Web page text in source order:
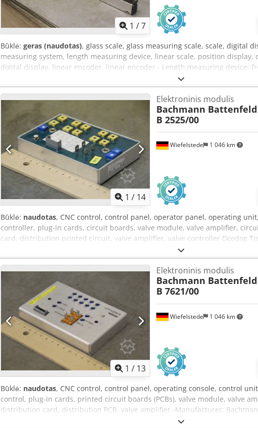
1 /7
Būklė: geras (naudotas), glass scale, glass measuring scale, scale, digital
measuring system, length measuring device, linear scale, position display,
digital display, linear encoder, linear encoder - Length measuring device:
machine Battenfeld BA-T2400, 2 pcs - Measuring length: approx. 950 mm
Price/sale: as a complete set - Dimensions: 1060/35/H85 mm - Weight: 4 kg/
1 / 14
Wiefelstede 1 046 km
Elektroninis modulis
Bachmann Battenfeld
B 2525/00
Būklė: naudotas, CNC control, control panel, operator panel, operating
controller, plug-in cards, circuit boards, valve module, valve amplifier,
card, distribution printed circuit, valve amplifier, valve controller Dcodog
Bachmann, valve amplifier from Battenfeld injection molding machine -
Quantity: 3x valve controllers available - Price: per unit - Dimensions: 125/
1 / 13
Wiefelstede 1 046 km
Elektroninis modulis
Bachmann Battenfeld
B 7621/00
Būklė: naudotas, CNC control, control panel, operating console, control
control, plug-in cards, printed circuit boards (PCBs), valve module, valve
distribution card, distribution PCB, valve amplifier -Manufacturer:
amplifier from Battenfeld injection molding machine -Type: CPPV 200 S B